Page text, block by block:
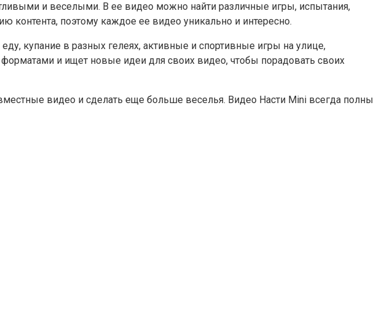
и веселыми. В ее видео можно найти различные игры, испытания,
контента, поэтому каждое ее видео уникально и интересно.
купание в разных гелеях, активные и спортивные игры на улице,
форматами и ищет новые идеи для своих видео, чтобы порадовать своих
видео и сделать еще больше веселья. Видео Насти Mini всегда полны